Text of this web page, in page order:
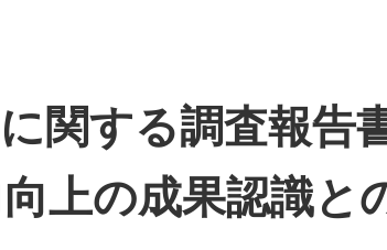
関する調査報告
上の成果認識と